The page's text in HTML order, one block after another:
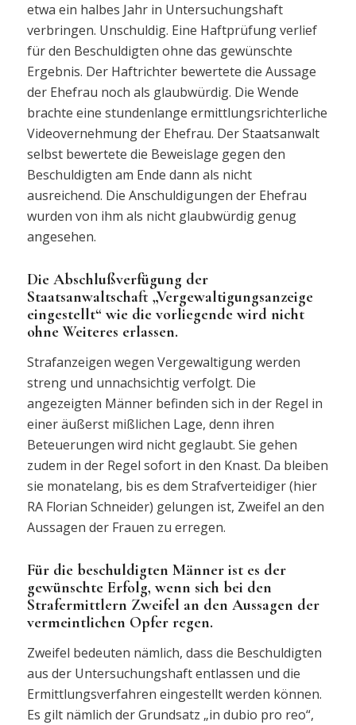
etwa ein halbes Jahr in Untersuchungshaft
verbringen. Unschuldig. Eine Haftprüfung verlief
für den Beschuldigten ohne das gewünschte
Ergebnis. Der Haftrichter bewertete die Aussage
der Ehefrau noch als glaubwürdig. Die Wende
brachte eine stundenlange ermittlungsrichterliche
Videovernehmung der Ehefrau. Der Staatsanwalt
selbst bewertete die Beweislage gegen den
Beschuldigten am Ende dann als nicht
ausreichend. Die Anschuldigungen der Ehefrau
wurden von ihm als nicht glaubwürdig genug
angesehen.
Die Abschlußverfügung der
Staatsanwaltschaft „Vergewaltigungsanzeige
eingestellt“ wie die vorliegende wird nicht
ohne Weiteres erlassen.
Strafanzeigen wegen Vergewaltigung werden
streng und unnachsichtig verfolgt. Die
angezeigten Männer befinden sich in der Regel in
einer äußerst mißlichen Lage, denn ihren
Beteuerungen wird nicht geglaubt. Sie gehen
zudem in der Regel sofort in den Knast. Da bleiben
sie monatelang, bis es dem Strafverteidiger (hier
RA Florian Schneider) gelungen ist, Zweifel an den
Aussagen der Frauen zu erregen.
Für die beschuldigten Männer ist es der
gewünschte Erfolg, wenn sich bei den
Strafermittlern Zweifel an den Aussagen der
vermeintlichen Opfer regen.
Zweifel bedeuten nämlich, dass die Beschuldigten
aus der Untersuchungshaft entlassen und die
Ermittlungsverfahren eingestellt werden können.
Es gilt nämlich der Grundsatz „in dubio pro reo“,